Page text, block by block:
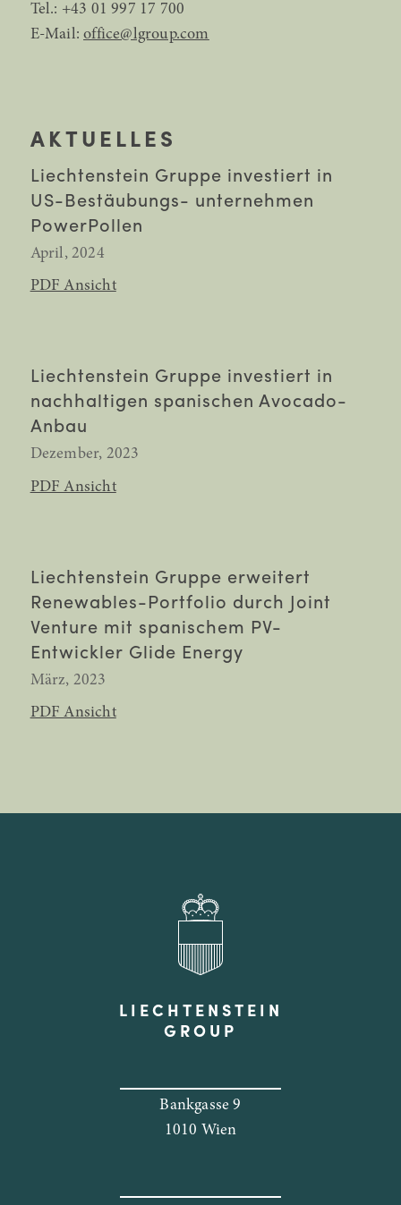
Tel.: +43 01 997 17 700
E-Mail:office@lgroup.com
AKTUELLES
Liechtenstein Gruppe investiert in
US-Bestäubungs- unternehmen
PowerPollen
April, 2024
PDF Ansicht
Liechtenstein Gruppe investiert in
nachhaltigen spanischen Avocado-
Anbau
Dezember, 2023
PDF Ansicht
Liechtenstein Gruppe erweitert
Renewables-Portfolio durch Joint
Venture mit spanischem PV-
Entwickler Glide Energy
März, 2023
PDF Ansicht
LIECHTENSTEIN
GROUP
Bankgasse 9
1010 Wien